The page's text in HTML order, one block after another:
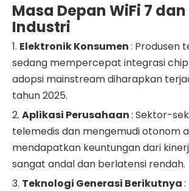
Masa Depan WiFi 7
Industri
1. Elektronik Konsumen: Produsen
sedang mempercepat integrasi chip
adopsi mainstream diharapkan
tahun 2025.
2. Aplikasi Perusahaan: Sektor-
telemedis dan mengemudi otonom
mendapatkan keuntungan dari
sangat andal dan berlatensi rendah.
3. Teknologi Generasi Berikutnya: